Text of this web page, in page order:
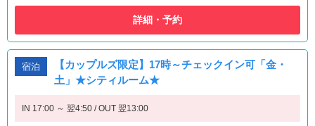
詳細・予約
宿泊
【カップルズ限定】17時～チェックイン可「金・
土」★シティルーム★
IN 17:00 ～ 翌4:50 / OUT 翌13:00